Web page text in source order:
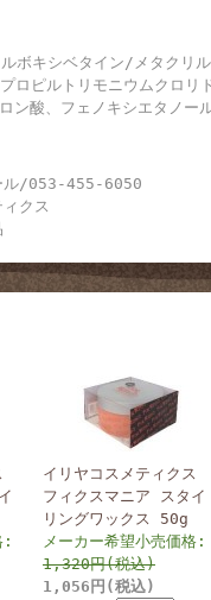
ボキシベタイン/メタクリル
ロピルトリモニウムクロリ
酸、フェノキシエタノー
ル/053-455-6050
クス
:
イリヤコスメティクス
フィクスマニア スタイ
リングワックス 50g
メーカー希望小売価格:
1,320円(税込)
1,056円(税込)